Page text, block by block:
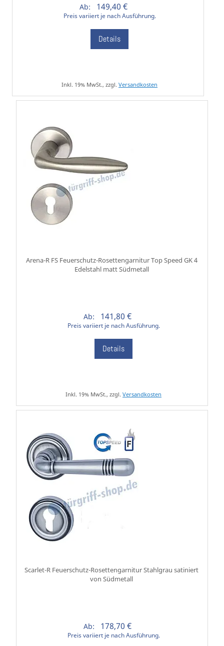
Ab: 149,40 €
Preis variiert je nach Ausführung.
Details
Inkl. 19% MwSt., zzgl. Versandkosten
Arena-R FS Feuerschutz-Rosettengarnitur Top Speed GK 4
Edelstahl matt Südmetall
Ab: 141,80 €
Preis variiert je nach Ausführung.
Details
Inkl. 19% MwSt., zzgl. Versandkosten
Scarlet-R Feuerschutz-Rosettengarnitur Stahlgrau satiniert
von Südmetall
Ab: 178,70 €
Preis variiert je nach Ausführung.